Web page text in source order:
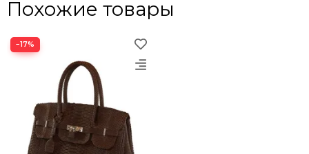
Похожие товары
−17%